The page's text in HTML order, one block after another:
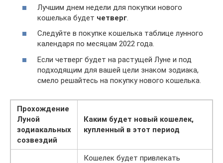
Лучшим днем недели для покупки нового
кошелька будет четверг.
Следуйте в покупке кошелька таблице лунного
календаря по месяцам 2022 года.
Если четверг будет на растущей Луне и под
подходящим для вашей цели знаком зодиака,
смело решайтесь на покупку нового кошелька.
Прохождение
Луной
зодиакальных
созвездий
Каким будет новый кошелек,
купленный в этот период
Кошелек будет привлекать